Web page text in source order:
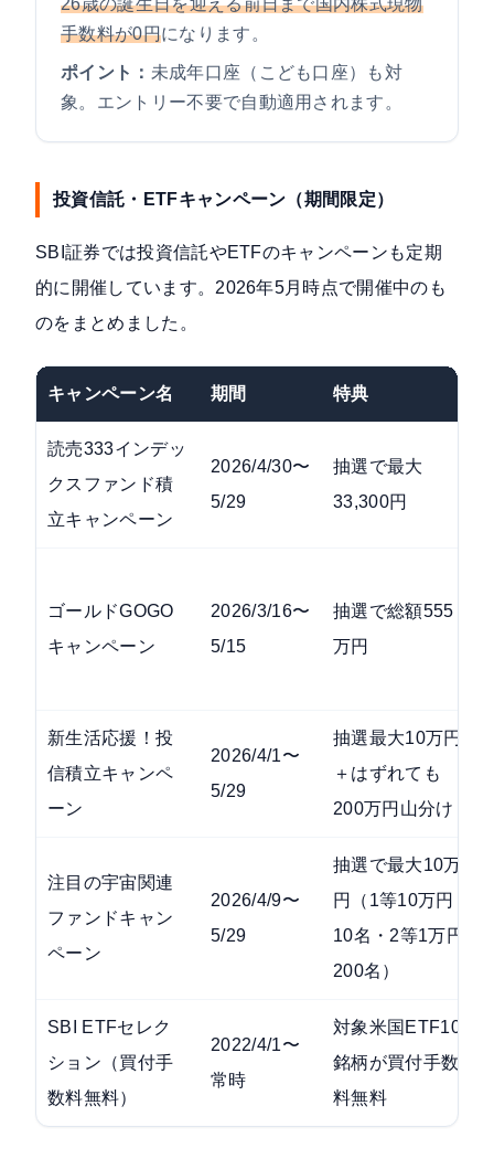
手数料が0円になります。
ポイント： 未成年口座（こども口座）も対
象。エントリー不要で自動適用されます。
投資信託・ETFキャンペーン（期間限定）
SBI証券では投資信託やETFのキャンペーンも定期
的に開催しています。2026年5月時点で開催中のも
のをまとめました。
キャンペーン名 期間 特典
読売333インデッ
クスファンド積
立キャンペーン
2026/4/30〜
5/29
抽選で最大
33,300円
ゴールドGOGO
キャンペーン
2026/3/16〜
5/15
抽選で総額555
万円
新生活応援！投
信積立キャンペ
ーン
2026/4/1〜
5/29
抽選最大10万円
＋はずれても
200万円山分け
注目の宇宙関連
ファンドキャン
ペーン
2026/4/9〜
5/29
抽選で最大10万
円（1等10万円
10名・2等1万円
200名）
SBI ETFセレク
ション（買付手
数料無料）
2022/4/1〜
常時
対象米国ETF10
銘柄が買付手数
料無料